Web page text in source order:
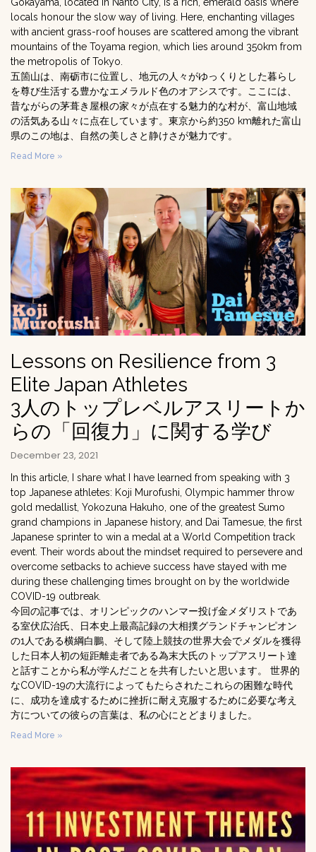
locals honour the slow way of living. Here, enchanting villages
with ancient grass-roof houses are scattered among the vibrant
mountains of the Toyama region, which lies around 350km from
the metropolis of Tokyo.
五箇山は、南砺市に位置し、地元の人々がゆっくりとした暮らし
を尊び生活する豊かなエメラルド色のオアシスです。ここには、
昔ながらの茅葺き屋根の家々が点在する魅力的な村が、富山地域
の活気ある山々に点在しています。東京から約350 km離れた富山
県のこの地は、自然の美しさと静けさが魅力です。
Read More »
Lessons on Resilience from 3
Elite Japan Athletes
3人のトップレベルアスリートか
らの「回復力」に関する学び
December 23, 2021
In this article, I share what I have learned from speaking with 3
top Japanese athletes: Koji Murofushi, Olympic hammer throw
gold medallist, Yokozuna Hakuho, one of the greatest Sumo
grand champions in Japanese history, and Dai Tamesue, the first
Japanese sprinter to win a medal at a World Competition track
event. Their words about the mindset required to persevere and
overcome setbacks to achieve success have stayed with me
during these challenging times brought on by the worldwide
COVID-19 outbreak.
今回の記事では、オリンピックのハンマー投げ金メダリストであ
る室伏広治氏、日本史上最高記録の大相撲グランドチャンピオン
の1人である横綱白鵬、そして陸上競技の世界大会でメダルを獲得
した日本人初の短距離走者である為末大氏のトップアスリート達
と話すことから私が学んだことを共有したいと思います。 世界的
なCOVID-19の大流行によってもたらされたこれらの困難な時代
に、成功を達成するために挫折に耐え克服するために必要な考え
方についての彼らの言葉は、私の心にとどまりました。
Read More »